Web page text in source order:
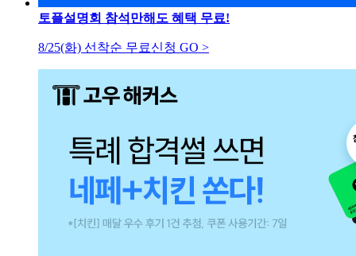
토플설명회 참석만해도 혜택 무료!
8/25(화) 선착순 무료신청 GO >